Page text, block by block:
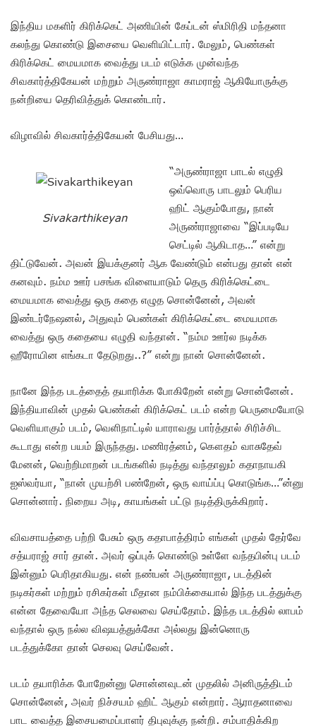
இந்திய மகளிர் கிரிக்கெட் அணியின் கேப்டன் ஸ்மிரிதி மந்தனா
கலந்து கொண்டு இசையை வெளியிட்டார். மேலும், பெண்கள்
கிரிக்கெட் மையமாக வைத்து படம் எடுக்க முன்வந்த
சிவகார்த்திகேயன் மற்றும் அருண்ராஜா காமராஜ் ஆகியோருக்கு
நன்றியை தெரிவித்துக் கொண்டார்.
விழாவில் சிவகார்த்திகேயன் பேசியது…
Sivakarthikeyan
“அருண்ராஜா பாடல் எழுதி
ஒவ்வொரு பாடலும் பெரிய
ஹிட் ஆகும்போது, நான்
அருண்ராஜாவை “இப்படியே
செட்டில் ஆகிடாத…” என்று
திட்டுவேன். அவன் இயக்குனர் ஆக வேண்டும் என்பது தான் என்
கனவும். நம்ம ஊர் பசங்க விளையாடும் தெரு கிரிக்கெட்டை
மையமாக வைத்து ஒரு கதை எழுத சொன்னேன், அவன்
இண்டர்நேஷனல், அதுவும் பெண்கள் கிரிக்கெட்டை மையமாக
வைத்து ஒரு கதையை எழுதி வந்தான். “நம்ம ஊர்ல நடிக்க
ஹீரோயின எங்கடா தேடுறது..?” என்று நான் சொன்னேன்.
நானே இந்த படத்தைத் தயாரிக்க போகிறேன் என்று சொன்னேன்.
இந்தியாவின் முதல் பெண்கள் கிரிக்கெட் படம் என்ற பெருமையோடு
வெளியாகும் படம், வெளிநாட்டில் யாராவது பார்த்தால் சிரிச்சிட
கூடாது என்ற பயம் இருந்தது. மணிரத்னம், கௌதம் வாசுதேவ்
மேனன், வெற்றிமாறன் படங்களில் நடித்து வந்தாலும் கதாநாயகி
ஐஸ்வர்யா, “நான் முயற்சி பண்றேன், ஒரு வாய்ப்பு கொடுங்க…”ன்னு
சொன்னார். நிறைய அடி, காயங்கள் பட்டு நடித்திருக்கிறார்.
விவசாயத்தை பற்றி பேசும் ஒரு கதாபாத்திரம் எங்கள் முதல் தேர்வே
சத்யராஜ் சார் தான். அவர் ஒப்புக் கொண்டு உள்ளே வந்தபின்பு படம்
இன்னும் பெரிதாகியது. என் நண்பன் அருண்ராஜா, படத்தின்
நடிகர்கள் மற்றும் ரசிகர்கள் மீதான நம்பிக்கையால் இந்த படத்துக்கு
என்ன தேவையோ அந்த செலவை செய்தோம். இந்த படத்தில் லாபம்
வந்தால் ஒரு நல்ல விஷயத்துக்கோ அல்லது இன்னொரு
படத்துக்கோ தான் செலவு செய்வேன்.
படம் தயாரிக்க போறேன்னு சொன்னவுடன் முதலில் அனிருத்திடம்
சொன்னேன், அவர் நிச்சயம் ஹிட் ஆகும் என்றார். ஆராதனாவை
பாட வைத்த இசையமைப்பாளர் திபுவுக்கு நன்றி. சம்பாதிக்கிற